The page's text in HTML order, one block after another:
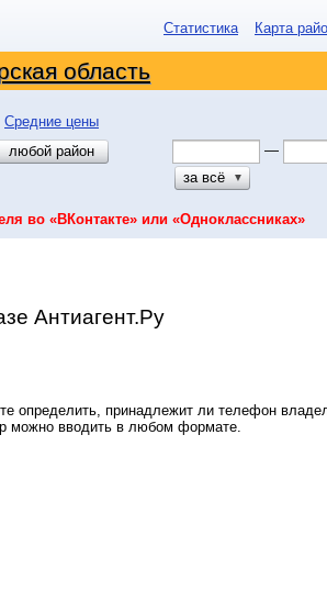
Статистика Карта
область
Средние цены
любой район —
за всё
▼
во «ВКонтакте» или «Одноклассниках»
Антиагент.Ру
принадлежит ли телефон
можно вводить в любом формате.